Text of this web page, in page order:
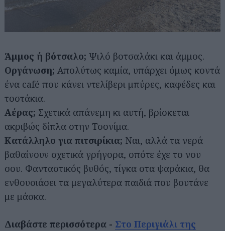
Άμμος ή βότσαλο; Ψιλό βοτσαλάκι και άμμος.
Οργάνωση; Απολύτως καμία, υπάρχει όμως κοντά
ένα café που κάνει ντελίβερι μπύρες, καφέδες και
τοστάκια.
Αέρας; Σχετικά απάνεμη κι αυτή, βρίσκεται
ακριβώς δίπλα στην Τσονίμα.
Κατάλληλο για πιτσιρίκια; Ναι, αλλά τα νερά
βαθαίνουν σχετικά γρήγορα, οπότε έχε το νου
σου. Φανταστικός βυθός, τίγκα στα ψαράκια, θα
ενθουσιάσει τα μεγαλύτερα παιδιά που βουτάνε
με μάσκα.
Διαβάστε περισσότερα - Στο Περιγιάλι της
για...